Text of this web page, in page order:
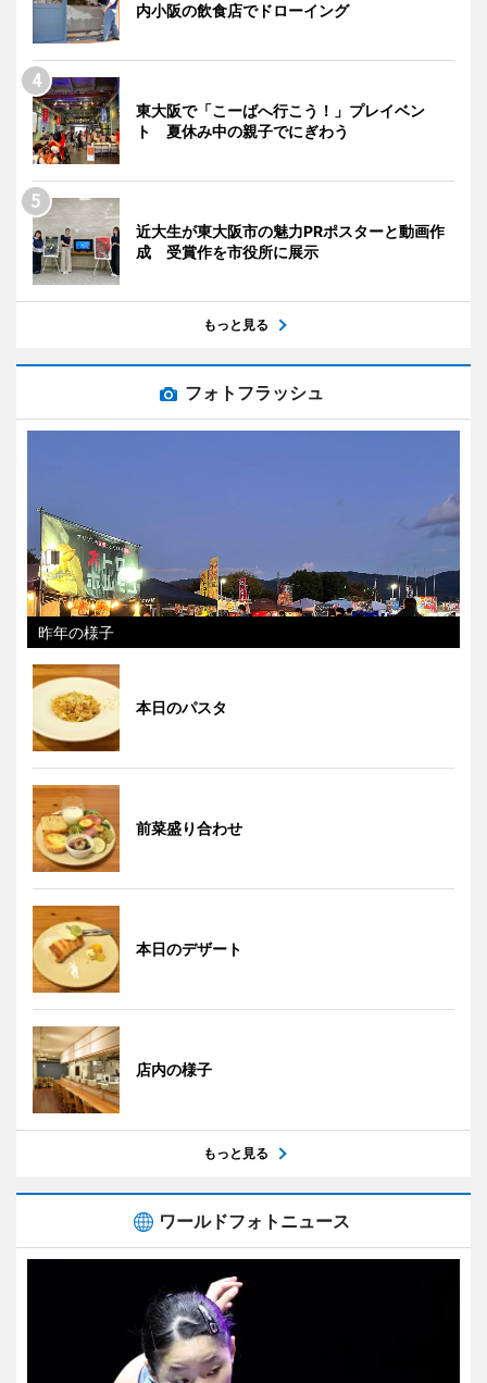
内小阪の飲食店でドローイング
東大阪で「こーばへ行こう！」プレイベン
ト 夏休み中の親子でにぎわう
近大生が東大阪市の魅力PRポスターと動画作
成 受賞作を市役所に展示
もっと見る
フォトフラッシュ
昨年の様子
本日のパスタ
前菜盛り合わせ
本日のデザート
店内の様子
もっと見る
ワールドフォトニュース